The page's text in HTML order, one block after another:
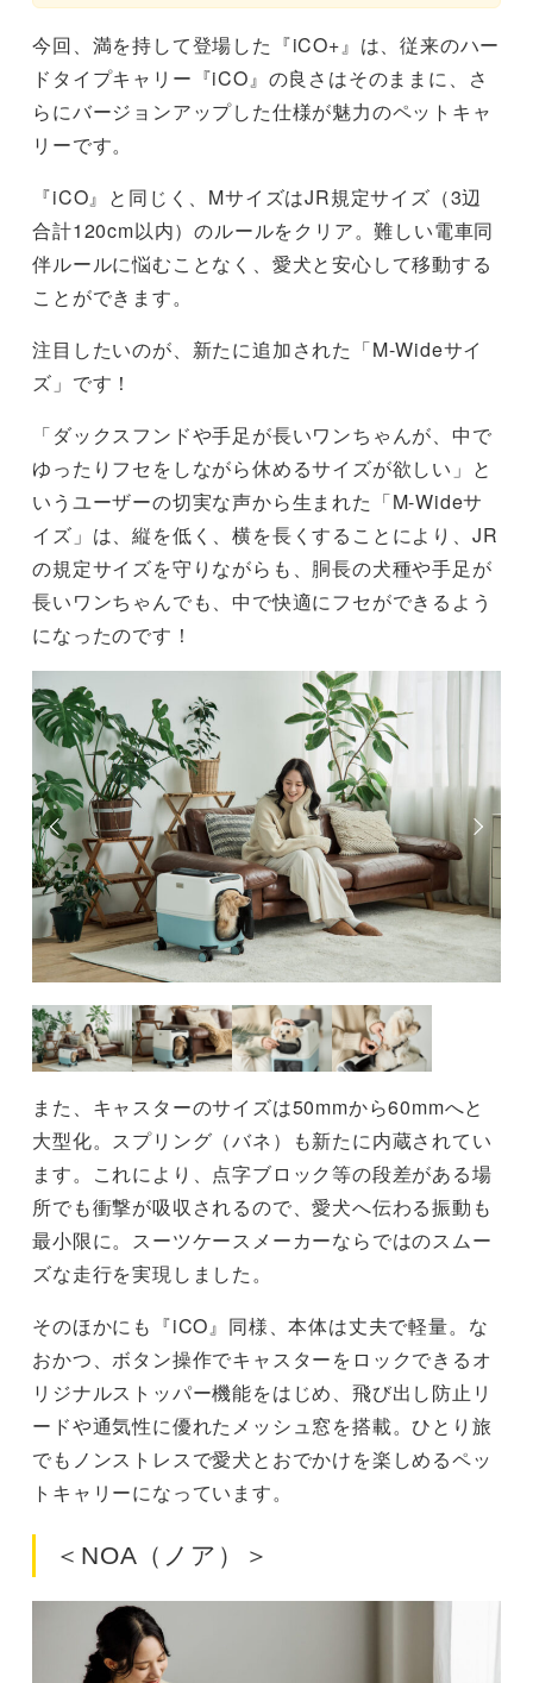
今回、満を持して登場した『iCO+』は、従来のハー
ドタイプキャリー『iCO』の良さはそのままに、さ
らにバージョンアップした仕様が魅力のペットキャ
リーです。
『iCO』と同じく、MサイズはJR規定サイズ（3辺
合計120cm以内）のルールをクリア。難しい電車同
伴ルールに悩むことなく、愛犬と安心して移動する
ことができます。
注目したいのが、新たに追加された「M-Wideサイ
ズ」です！
「ダックスフンドや手足が長いワンちゃんが、中で
ゆったりフセをしながら休めるサイズが欲しい」と
いうユーザーの切実な声から生まれた「M-Wideサ
イズ」は、縦を低く、横を長くすることにより、JR
の規定サイズを守りながらも、胴長の犬種や手足が
長いワンちゃんでも、中で快適にフセができるよう
になったのです！
また、キャスターのサイズは50mmから60mmへと
大型化。スプリング（バネ）も新たに内蔵されてい
ます。これにより、点字ブロック等の段差がある場
所でも衝撃が吸収されるので、愛犬へ伝わる振動も
最小限に。スーツケースメーカーならではのスムー
ズな走行を実現しました。
そのほかにも『iCO』同様、本体は丈夫で軽量。な
おかつ、ボタン操作でキャスターをロックできるオ
リジナルストッパー機能をはじめ、飛び出し防止リ
ードや通気性に優れたメッシュ窓を搭載。ひとり旅
でもノンストレスで愛犬とおでかけを楽しめるペッ
トキャリーになっています。
＜NOA（ノア）＞